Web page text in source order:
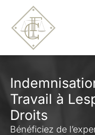
contenu
Travail à
Droits
Bénéficiez de